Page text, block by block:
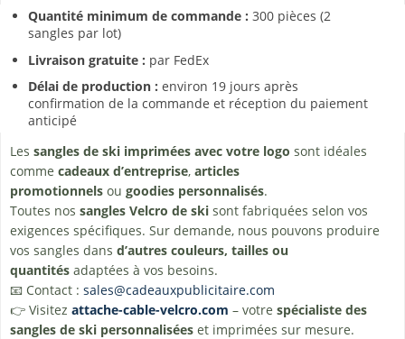
Quantité minimum de commande : 300 pièces (2
sangles par lot)
Livraison gratuite : par FedEx
Délai de production : environ 19 jours après
confirmation de la commande et réception du paiement
anticipé
Les sangles de ski imprimées avec votre logo sont idéales
comme cadeaux d’entreprise, articles
promotionnels ou goodies personnalisés.
Toutes nos sangles Velcro de ski sont fabriquées selon vos
exigences spécifiques. Sur demande, nous pouvons produire
vos sangles dans d’autres couleurs, tailles ou
quantités adaptées à vos besoins.
📧 Contact : sales@cadeauxpublicitaire.com
👉 Visitez attache-cable-velcro.com – votre spécialiste des
sangles de ski personnalisées et imprimées sur mesure.